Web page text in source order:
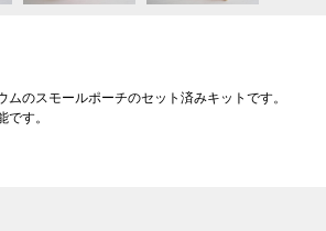
のスモールポーチのセット済みキットです。
す。